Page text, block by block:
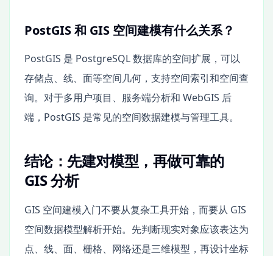
PostGIS 和 GIS 空间建模有什么关系？
PostGIS 是 PostgreSQL 数据库的空间扩展，可以
存储点、线、面等空间几何，支持空间索引和空间查
询。对于多用户项目、服务端分析和 WebGIS 后
端，PostGIS 是常见的空间数据建模与管理工具。
结论：先建对模型，再做可靠的
GIS 分析
GIS 空间建模入门不要从复杂工具开始，而要从 GIS
空间数据模型解析开始。先判断现实对象应该表达为
点、线、面、栅格、网络还是三维模型，再设计坐标